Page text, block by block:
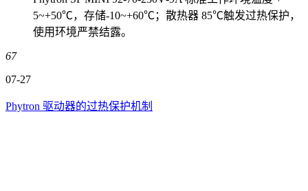
5~+50℃，存储‑10~+60℃；散热器 85℃触发过热保护，
使用环境严禁结露。
67
07-27
Phytron 驱动器的过热保护机制